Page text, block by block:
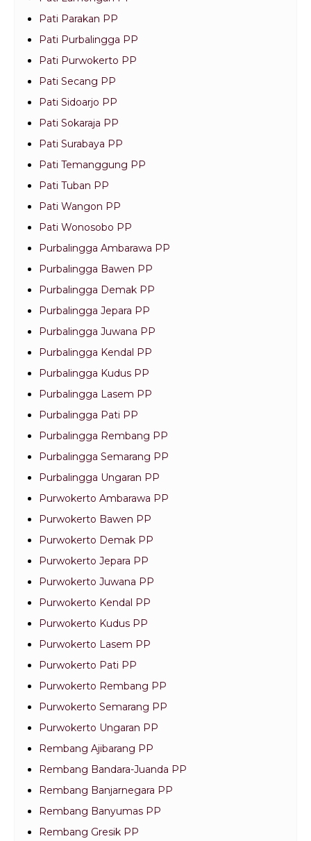
Pati Parakan PP
Pati Purbalingga PP
Pati Purwokerto PP
Pati Secang PP
Pati Sidoarjo PP
Pati Sokaraja PP
Pati Surabaya PP
Pati Temanggung PP
Pati Tuban PP
Pati Wangon PP
Pati Wonosobo PP
Purbalingga Ambarawa PP
Purbalingga Bawen PP
Purbalingga Demak PP
Purbalingga Jepara PP
Purbalingga Juwana PP
Purbalingga Kendal PP
Purbalingga Kudus PP
Purbalingga Lasem PP
Purbalingga Pati PP
Purbalingga Rembang PP
Purbalingga Semarang PP
Purbalingga Ungaran PP
Purwokerto Ambarawa PP
Purwokerto Bawen PP
Purwokerto Demak PP
Purwokerto Jepara PP
Purwokerto Juwana PP
Purwokerto Kendal PP
Purwokerto Kudus PP
Purwokerto Lasem PP
Purwokerto Pati PP
Purwokerto Rembang PP
Purwokerto Semarang PP
Purwokerto Ungaran PP
Rembang Ajibarang PP
Rembang Bandara-Juanda PP
Rembang Banjarnegara PP
Rembang Banyumas PP
Rembang Gresik PP